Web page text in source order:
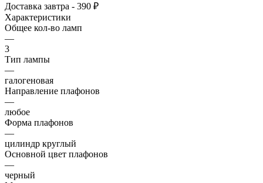
Доставка завтра - 390 ₽
Характеристики
Общее кол-во ламп
—
3
Тип лампы
—
галогеновая
Направление плафонов
—
любое
Форма плафонов
—
цилиндр круглый
Основной цвет плафонов
—
черный